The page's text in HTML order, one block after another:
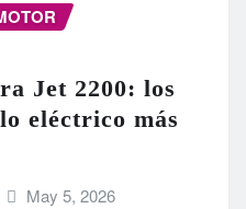
Jet 2200: los
eléctrico más
May 5, 2026